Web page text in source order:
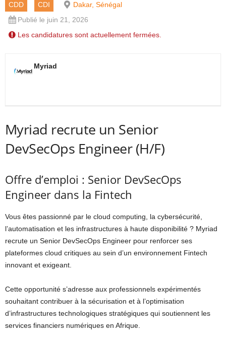
CDD CDI
Dakar, Sénégal
Publié le juin 21, 2026
Les candidatures sont actuellement fermées.
Myriad
Myriad recrute un Senior
DevSecOps Engineer (H/F)
Offre d’emploi : Senior DevSecOps
Engineer dans la Fintech
Vous êtes passionné par le cloud computing, la cybersécurité,
l’automatisation et les infrastructures à haute disponibilité ? Myriad
recrute un Senior DevSecOps Engineer pour renforcer ses
plateformes cloud critiques au sein d’un environnement Fintech
innovant et exigeant.
Cette opportunité s’adresse aux professionnels expérimentés
souhaitant contribuer à la sécurisation et à l’optimisation
d’infrastructures technologiques stratégiques qui soutiennent les
services financiers numériques en Afrique.